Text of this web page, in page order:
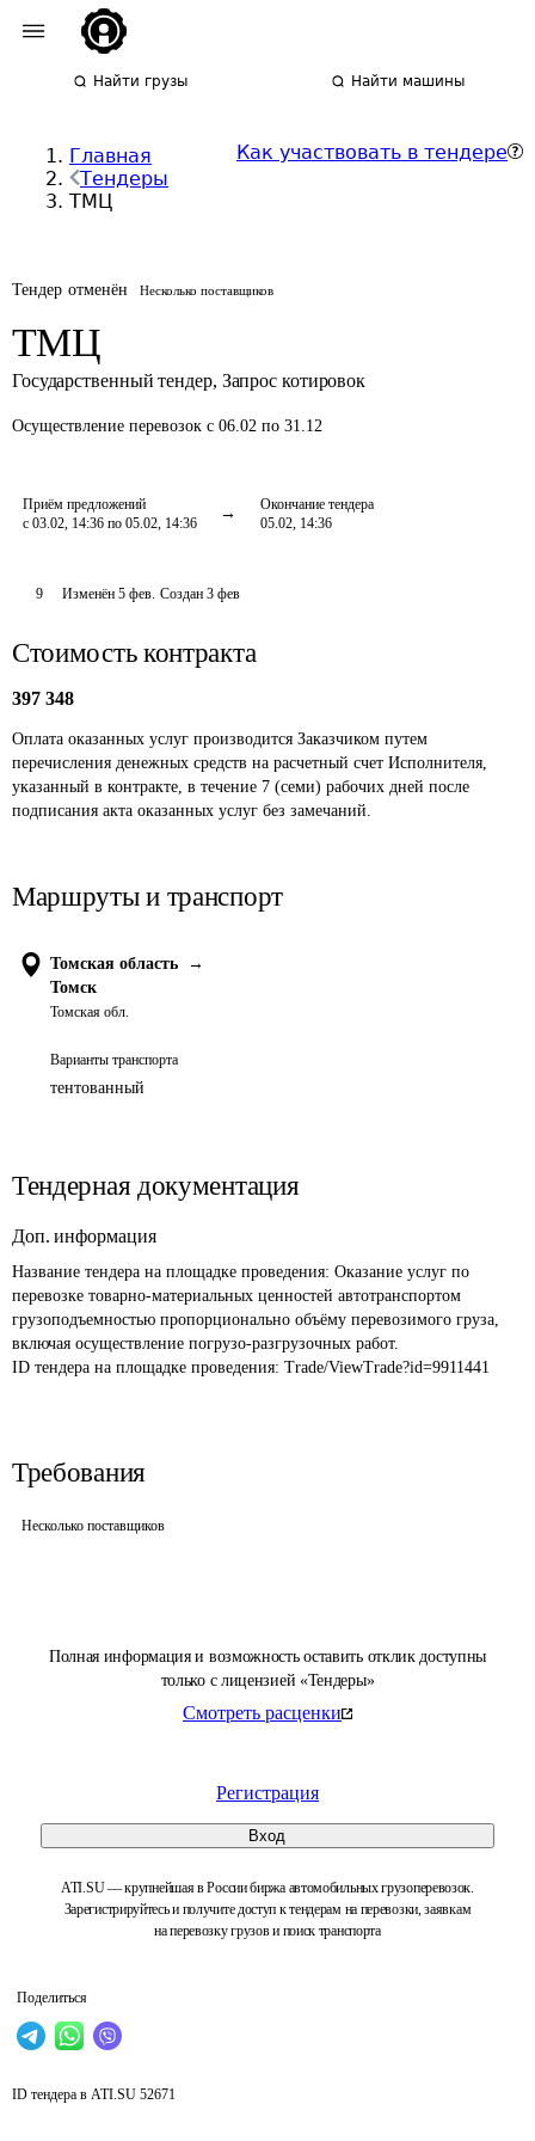
Найти грузы Найти машины
Главная
Тендеры
ТМЦ
Как участвовать в тендере
Тендер отменён Несколько поставщиков
ТМЦ
Государственный тендер, Запрос котировок
Осуществление перевозок с 06.02 по 31.12
Приём предложений
с 03.02, 14:36 по 05.02, 14:36
Окончание тендера
05.02, 14:36
Полная информация и возможность оставить отклик доступны
только с лицензией «Тендеры»
Смотреть расценки
Регистрация
Вход
ATI.SU — крупнейшая в России биржа автомобильных грузоперевозок.
Зарегистрируйтесь и получите доступ к тендерам на перевозки, заявкам
на перевозку грузов и поиск транспорта
Поделиться
9 Изменён 5 фев. Создан 3 фев
Стоимость контракта
397 348
Оплата оказанных услуг производится Заказчиком путем
перечисления денежных средств на расчетный счет Исполнителя,
указанный в контракте, в течение 7 (семи) рабочих дней после
подписания акта оказанных услуг без замечаний.
Маршруты и транспорт
Томская область
→
Томск
Томская обл.
Варианты транспорта
тентованный
Тендерная документация
Доп. информация
Название тендера на площадке проведения: Оказание услуг по
перевозке товарно-материальных ценностей автотранспортом
грузоподъемностью пропорционально объёму перевозимого груза,
включая осуществление погрузо-разгрузочных работ.
ID тендера на площадке проведения: Trade/ViewTrade?id=9911441
Требования
Несколько поставщиков
ID тендера в ATI.SU 52671